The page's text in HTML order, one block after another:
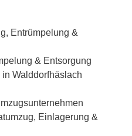
Entrümpelung &
& Entsorgung
Walddorfhäslach
Einlagerung &